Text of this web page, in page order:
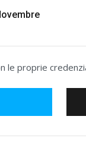
le proprie